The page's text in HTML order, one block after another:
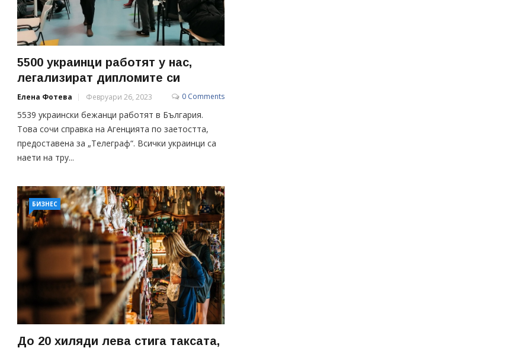
5500 украинци работят у нас,
легализират дипломите си
Елена Фотева Февруари 26, 2023 0 Comments
5539 украински бежанци работят в България.
Това сочи справка на Агенцията по заетостта,
предоставена за „Телеграф“. Всички украинци са
наети на тру...
БИЗНЕС
До 20 хиляди лева стига таксата,